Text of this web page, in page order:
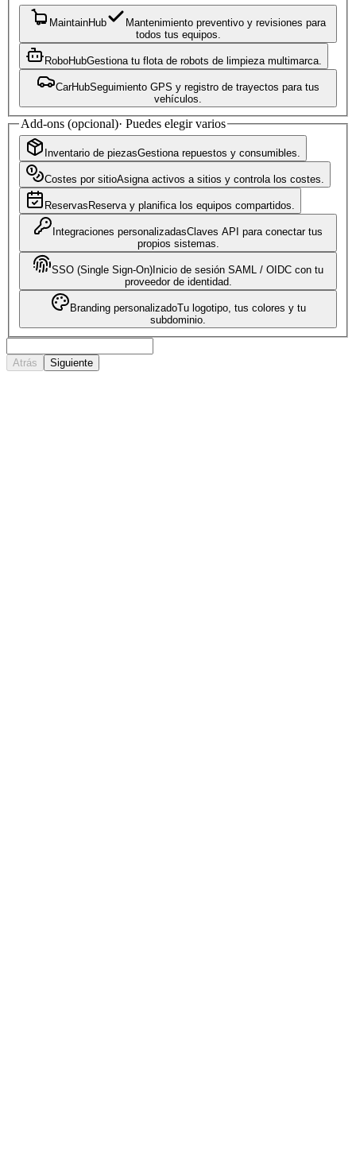
MaintainHub
Mantenimiento preventivo y revisiones para
todos tus equipos.
RoboHubGestiona tu flota de robots de limpieza multimarca.
CarHubSeguimiento GPS y registro de trayectos para tus
vehículos.
Add-ons (opcional)· Puedes elegir varios
Inventario de piezasGestiona repuestos y consumibles.
Costes por sitioAsigna activos a sitios y controla los costes.
Reservas Reserva y planifica los equipos compartidos.
Integraciones personalizadasClaves API para conectar tus
propios sistemas.
SSO (Single Sign-On) Inicio de sesión SAML / OIDC con tu
proveedor de identidad.
Branding personalizadoTu logotipo, tus colores y tu
subdominio.
Atrás Siguiente